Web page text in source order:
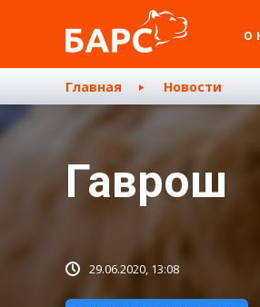
о
Главная Новости
Гаврош
29.06.2020, 13:08